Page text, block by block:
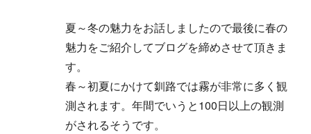
夏～冬の魅力をお話しましたので最後に春の
魅力をご紹介してブログを締めさせて頂きま
す。
春～初夏にかけて釧路では霧が非常に多く観
測されます。年間でいうと100日以上の観測
がされるそうです。